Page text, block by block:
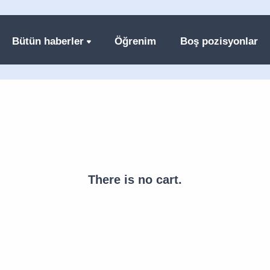
Bütün haberler Öğrenim Boş pozisyonlar
There is no cart.